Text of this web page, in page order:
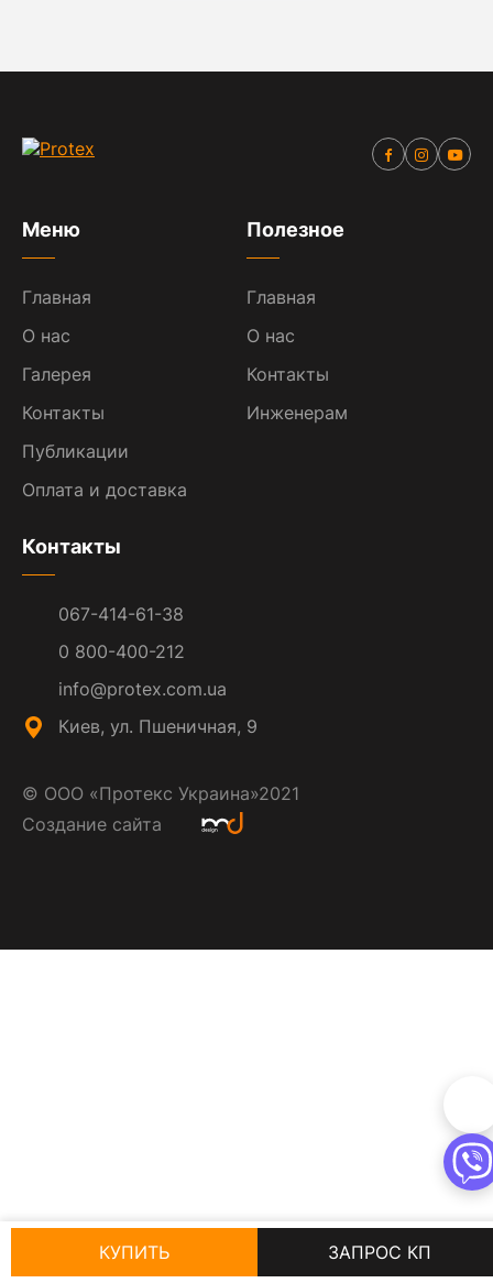
Меню
Главная
О нас
Галерея
Контакты
Публикации
Оплата и доставка
Полезное
Главная
О нас
Контакты
Инженерам
Контакты
067-414-61-38
0 800-400-212
info@protex.com.ua
Киев, ул. Пшеничная, 9
© ООО «Протекс Украина»2021
Создание сайта
КУПИТЬ ЗАПРОС КП